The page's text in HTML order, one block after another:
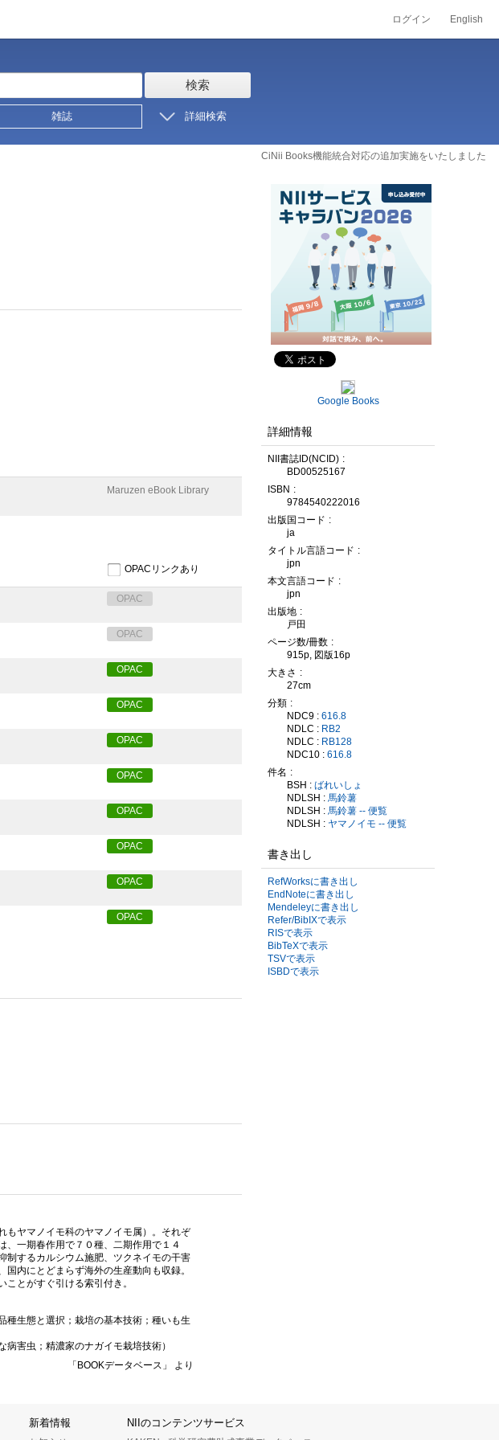
ログイン English
検索
雑誌 詳細検索
CiNii Books機能統合対応の追加実施をいたしました
Maruzen eBook Library
OPACリンクあり
OPAC
OPAC
OPAC
OPAC
OPAC
OPAC
OPAC
OPAC
OPAC
OPAC
もヤマノイモ科のヤマノイモ属）。それぞ
、一期春作用で７０種、二期作用で１４
制するカルシウム施肥、ツクネイモの干害
内にとどまらず海外の生産動向も収録。
とがすぐ引ける索引付き。
種生態と選択；栽培の基本技術；種いも生
害虫；精濃家のナガイモ栽培技術）
「BOOKデータベース」 より
Google Books
詳細情報
NII書誌ID(NCID)
BD00525167
ISBN
9784540222016
出版国コード
ja
タイトル言語コード
jpn
本文言語コード
jpn
出版地
戸田
ページ数/冊数
915p, 図版16p
大きさ
27cm
分類
NDC9 : 616.8
NDLC : RB2
NDLC : RB128
NDC10 : 616.8
件名
BSH : ばれいしょ
NDLSH : 馬鈴薯
NDLSH : 馬鈴薯 -- 便覧
NDLSH : ヤマノイモ -- 便覧
書き出し
RefWorksに書き出し
EndNoteに書き出し
Mendeleyに書き出し
Refer/BibIXで表示
RISで表示
BibTeXで表示
TSVで表示
ISBDで表示
新着情報 NIIのコンテンツサービス